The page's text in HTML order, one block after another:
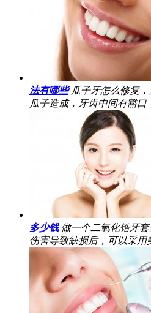
法有哪些 瓜子牙怎么修复
瓜子造成，牙齿中间有豁口
多少钱 做一个二氧化锆牙
伤害导致缺损后，可以采用